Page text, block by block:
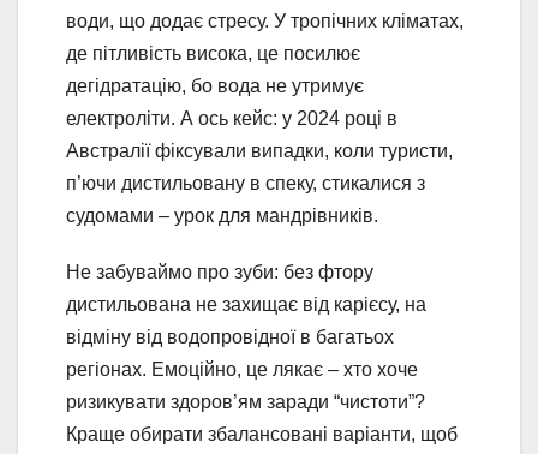
води, що додає стресу. У тропічних кліматах,
де пітливість висока, це посилює
дегідратацію, бо вода не утримує
електроліти. А ось кейс: у 2024 році в
Австралії фіксували випадки, коли туристи,
п’ючи дистильовану в спеку, стикалися з
судомами – урок для мандрівників.
Не забуваймо про зуби: без фтору
дистильована не захищає від карієсу, на
відміну від водопровідної в багатьох
регіонах. Емоційно, це лякає – хто хоче
ризикувати здоров’ям заради “чистоти”?
Краще обирати збалансовані варіанти, щоб